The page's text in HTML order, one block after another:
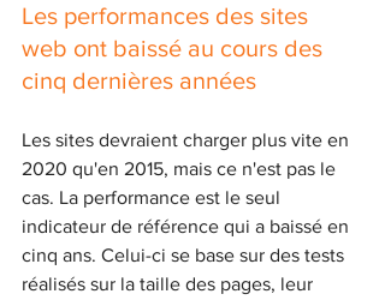
Les performances des sites
web ont baissé au cours des
cinq dernières années
Les sites devraient charger plus vite en
2020 qu'en 2015, mais ce n'est pas le
cas. La performance est le seul
indicateur de référence qui a baissé en
cinq ans. Celui-ci se base sur des tests
réalisés sur la taille des pages, leur